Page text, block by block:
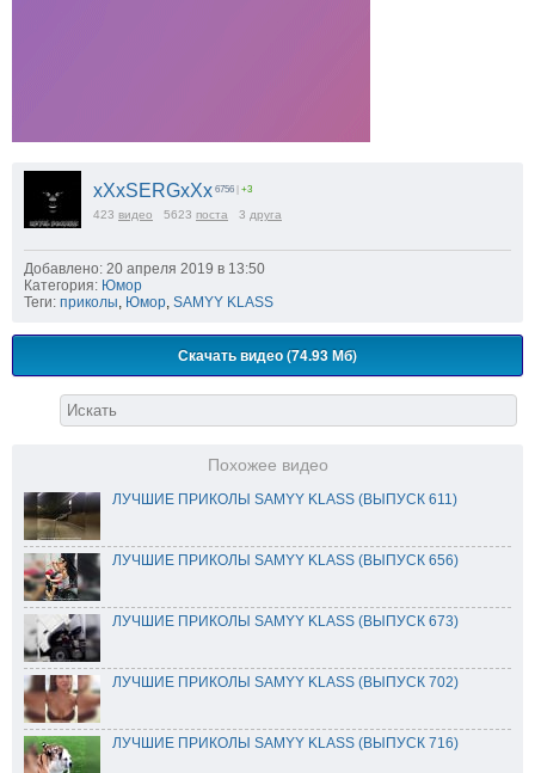
xXxSERGxXx 6756 +3
423 видео 5623 поста 3 друга
Добавлено: 20 апреля 2019 в 13:50
Категория: Юмор
Теги: приколы, Юмор, SAMYY KLASS
Скачать видео (74.93 Мб)
Похожее видео
ЛУЧШИЕ ПРИКОЛЫ SAMYY KLASS (ВЫПУСК 611)
ЛУЧШИЕ ПРИКОЛЫ SAMYY KLASS (ВЫПУСК 656)
ЛУЧШИЕ ПРИКОЛЫ SAMYY KLASS (ВЫПУСК 673)
ЛУЧШИЕ ПРИКОЛЫ SAMYY KLASS (ВЫПУСК 702)
ЛУЧШИЕ ПРИКОЛЫ SAMYY KLASS (ВЫПУСК 716)